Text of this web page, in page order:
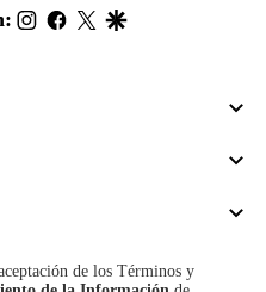
footer
instagram
facebook
twitter
de los Términos y